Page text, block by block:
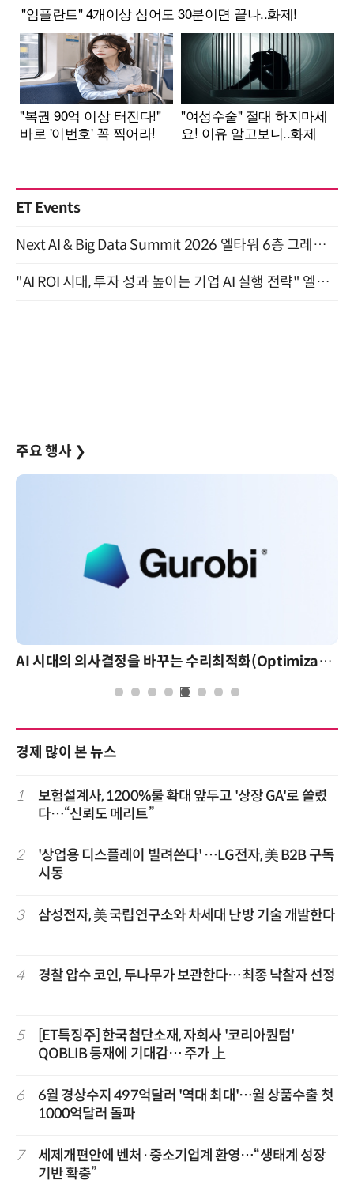
ET Events
Next AI & Big Data Summit 2026 엘타워 6층 그레이스홀 개최 (9/18)
"AI ROI 시대, 투자 성과 높이는 기업 AI 실행 전략" 엘타워 6층 (9월 18일)
주요 행사 ❯
AI 시대의 의사결정을 바꾸는 수리최적화(Optimization): 실제 산업 적용 사례와 활용 전략
경제 많이 본 뉴스
1
보험설계사, 1200%룰 확대 앞두고 '상장 GA'로 쏠렸
다…“신뢰도 메리트”
2
'상업용 디스플레이 빌려쓴다' …LG전자, 美 B2B 구독
시동
3 삼성전자, 美 국립연구소와 차세대 난방 기술 개발한다
4 경찰 압수 코인, 두나무가 보관한다…최종 낙찰자 선정
5
[ET특징주] 한국첨단소재, 자회사 '코리아퀀텀'
QOBLIB 등재에 기대감… 주가 上
6
6월 경상수지 497억달러 '역대 최대'…월 상품수출 첫
1000억달러 돌파
7
세제개편안에 벤처·중소기업계 환영…“생태계 성장
기반 확충”